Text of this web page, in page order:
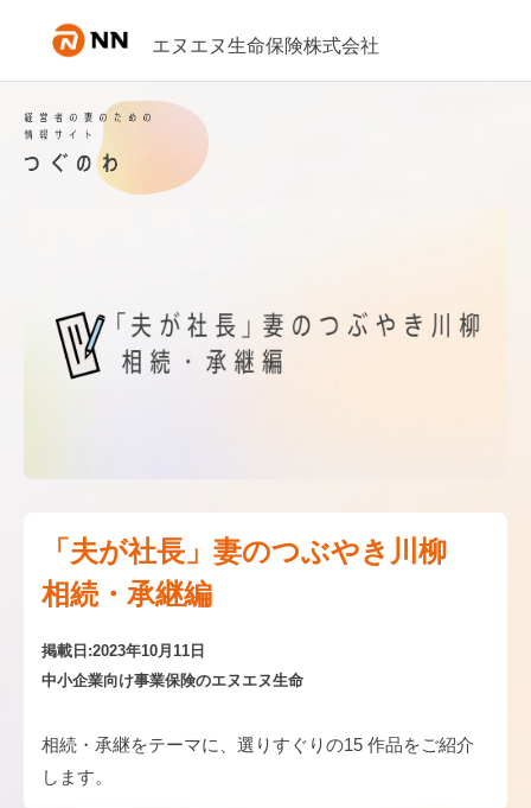
エヌエヌ生命保険株式会社
「夫が社⻑」妻のつぶやき川柳
相続・承継編
掲載日:2023年10月11日
中小企業向け事業保険のエヌエヌ生命
相続・承継をテーマに、選りすぐりの15 作品をご紹介
します。